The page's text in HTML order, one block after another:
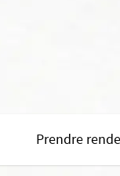
Prendre